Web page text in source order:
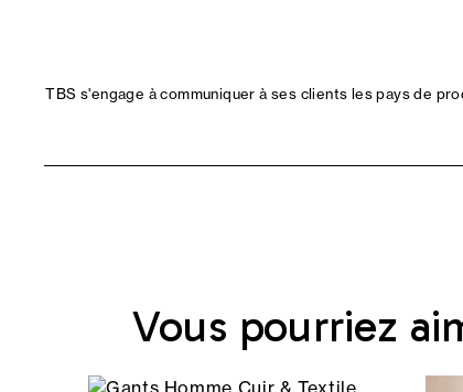
TBS s'engage à communiquer à ses clients les pays de
Vous pourriez